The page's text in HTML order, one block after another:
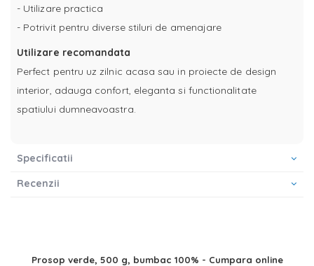
- Utilizare practica
- Potrivit pentru diverse stiluri de amenajare
Utilizare recomandata
Perfect pentru uz zilnic acasa sau in proiecte de design
interior, adauga confort, eleganta si functionalitate
spatiului dumneavoastra.
Specificatii
Recenzii
Prosop verde, 500 g, bumbac 100% - Cumpara online